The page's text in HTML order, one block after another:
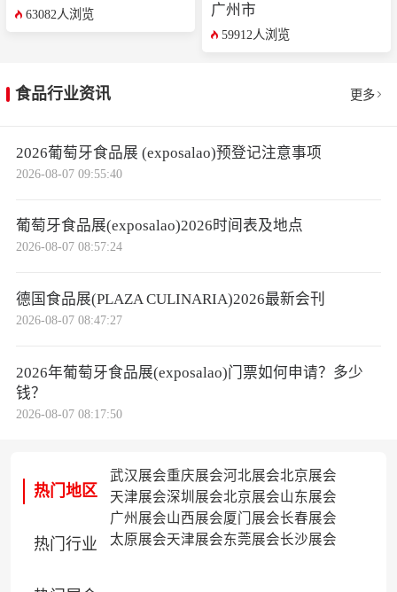
63082人浏览 广州市
59912人浏览
食品行业资讯 更多
2026葡萄牙食品展 (exposalao)预登记注意事项
2026-08-07 09:55:40
葡萄牙食品展(exposalao)2026时间表及地点
2026-08-07 08:57:24
德国食品展(PLAZA CULINARIA)2026最新会刊
2026-08-07 08:47:27
2026年葡萄牙食品展(exposalao)门票如何申请？多少
钱？
2026-08-07 08:17:50
热门地区
热门行业
武汉展会重庆展会河北展会北京展会
天津展会深圳展会北京展会山东展会
广州展会山西展会厦门展会长春展会
太原展会天津展会东莞展会长沙展会